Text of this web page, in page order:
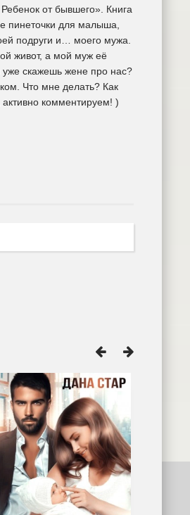
от бывшего». Книга
пинеточки для малыша,
подруги и… моего мужа.
живот, а мой муж её
скажешь жене про нас?
Что мне делать? Как
комментируем! )